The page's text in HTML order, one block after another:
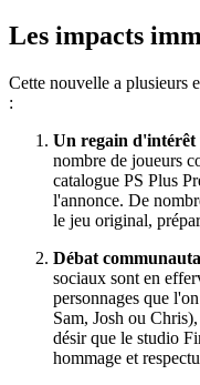
Les impacts
Cette nouvelle a plusieurs
:
Un regain d'intérêt
nombre de joueurs
catalogue PS Plus
l'annonce. De
le jeu original,
Débat
sociaux sont en
personnages que
Sam, Josh ou
désir que le studio
hommage et